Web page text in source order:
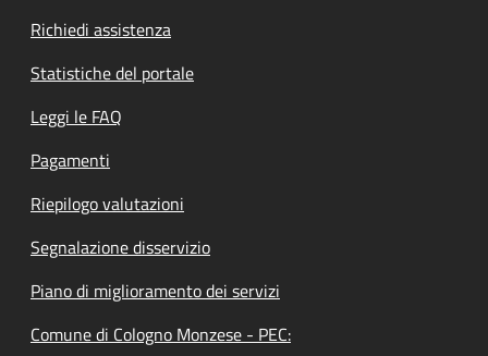
Richiedi assistenza
Statistiche del portale
Leggi le FAQ
Pagamenti
Riepilogo valutazioni
Segnalazione disservizio
Piano di miglioramento dei servizi
Comune di Cologno Monzese - PEC: